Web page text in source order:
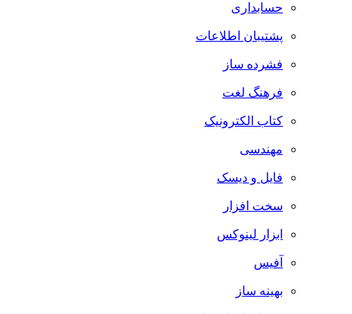
حسابداری
پشتیبان اطلاعات
فشرده ساز
فرهنگ لغت
کتاب الکترونیک
مهندسی
فایل و دیسک
سخت افزار
ابزار لینوکس
آفیس
بهینه ساز